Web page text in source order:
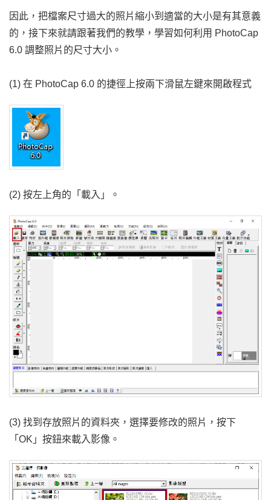
因此，把檔案尺寸過大的照片縮小到適當的大小是有其意義
的，接下來就請跟著我們的教學，學習如何利用 PhotoCap
6.0 調整照片的尺寸大小。
(1) 在 PhotoCap 6.0 的捷徑上按兩下滑鼠左鍵來開啟程式
(2) 按左上角的「載入」。
(3) 找到存放照片的資料夾，選擇要修改的照片，按下
「OK」按鈕來載入影像。